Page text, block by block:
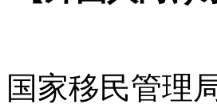
国家移民管理